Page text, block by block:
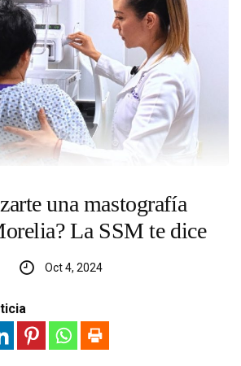
una mastografía
La SSM te dice
Oct 4, 2024